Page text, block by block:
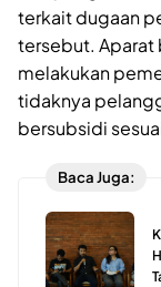
terkait dugaan
tersebut. Aparat
melakukan
tidaknya
bersubsidi
Baca Juga: